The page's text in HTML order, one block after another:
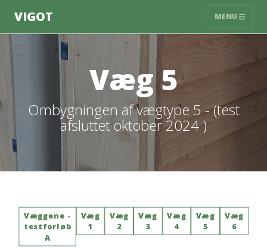
VIGOT MENU
Væg 5
Ombygningen af vægtype 5 - (test
afsluttet oktober 2024 )
Væggene -
testforløb
A
Væg
1
Væg
2
Væg
3
Væg
4
Væg
5
Væg
6